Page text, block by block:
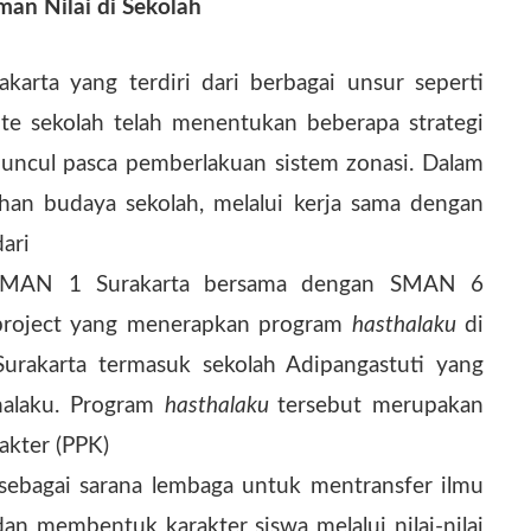
Nilai di Sekolah
yang terdiri dari berbagai unsur seperti
sekolah telah menentukan beberapa strategi
pasca pemberlakuan sistem zonasi. Dalam
budaya sekolah, melalui kerja sama dengan
1 Surakarta bersama dengan SMAN 6
yang menerapkan program hasthalakudi
termasuk sekolah Adipangastuti yang
Program hasthalakutersebut merupakan
(PPK)
sarana lembaga untuk mentransfer ilmu